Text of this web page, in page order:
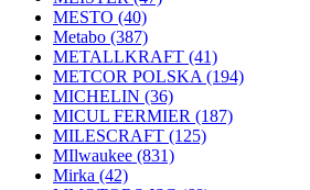
MESTO (40)
Metabo (387)
METALLKRAFT (41)
METCOR POLSKA (194)
MICHELIN (36)
MICUL FERMIER (187)
MILESCRAFT (125)
MIlwaukee (831)
Mirka (42)